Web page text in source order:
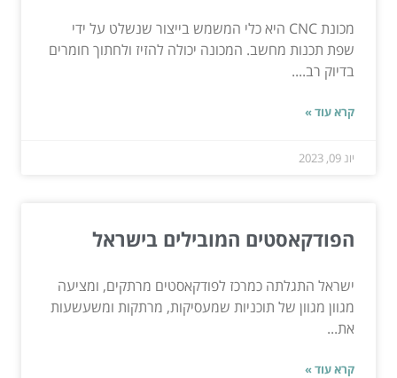
מכונת CNC היא כלי המשמש בייצור שנשלט על ידי
שפת תכנות מחשב. המכונה יכולה להזיז ולחתוך חומרים
בדיוק רב....
קרא עוד »
יונ 09, 2023
הפודקאסטים המובילים בישראל
ישראל התגלתה כמרכז לפודקאסטים מרתקים, ומציעה
מגוון מגוון של תוכניות שמעסיקות, מרתקות ומשעשעות
את...
קרא עוד »